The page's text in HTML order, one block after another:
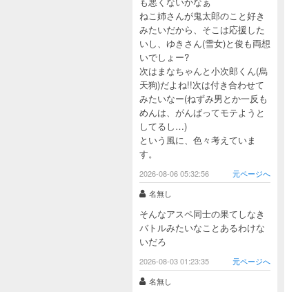
ねこ姉さんが鬼太郎のこと好き
みたいだから、そこは応援した
いし、ゆきさん(雪女)と俊も両想
いでしょー?
次はまなちゃんと小次郎くん(烏
天狗)だよね!!次は付き合わせて
みたいなー(ねずみ男とか一反も
めんは、がんばってモテようと
してるし…)
という風に、色々考えていま
す。
2026-08-06 05:32:56
元ページへ
名無し
そんなアスペ同士の果てしなき
バトルみたいなことあるわけな
いだろ
2026-08-03 01:23:35
元ページへ
名無し